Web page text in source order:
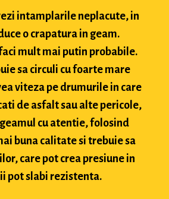
intamplarile neplacute, in
o crapatura in geam.
mult mai putin probabile.
sa circuli cu foarte mare
viteza pe drumurile in care
de asfalt sau alte pericole,
cu atentie, folosind
buna calitate si trebuie sa
care pot crea presiune in
pot slabi rezistenta.